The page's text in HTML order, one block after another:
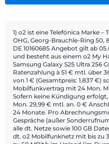
1) o2 ist eine Telefónica Marke –
OHG, Georg-Brauchle-Ring 50,
DE 10160685 Angebot gilt ab
und besteht aus einem o2 My
Samsung Galaxy S25 Ultra 256
Ratenzahlung à 51 € mtl. über
von 1 € (Gesamtpreis: 1.837 €)
Mobilfunkvertrag mit 24 Mon.
Sofern keine Kündigung
Mon. 29,99 € mtl. an. 0 €
24 Monate. Pro
Gespräche (außer
alle dt. Netze sowie 100 GB
dt. o2 Mobilfunknetz mit bis zu